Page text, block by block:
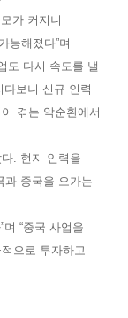
가 커지니
능해졌다”며
도 다시 속도를 낼
다보니 신규 인력
겪는 악순환에서
. 현지 인력을
과 중국을 오가는
“중국 사업을
으로 투자하고